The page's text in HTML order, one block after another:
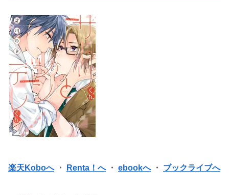
楽天Koboへ・ Renta！へ・ ebookへ・ ブックライブへ